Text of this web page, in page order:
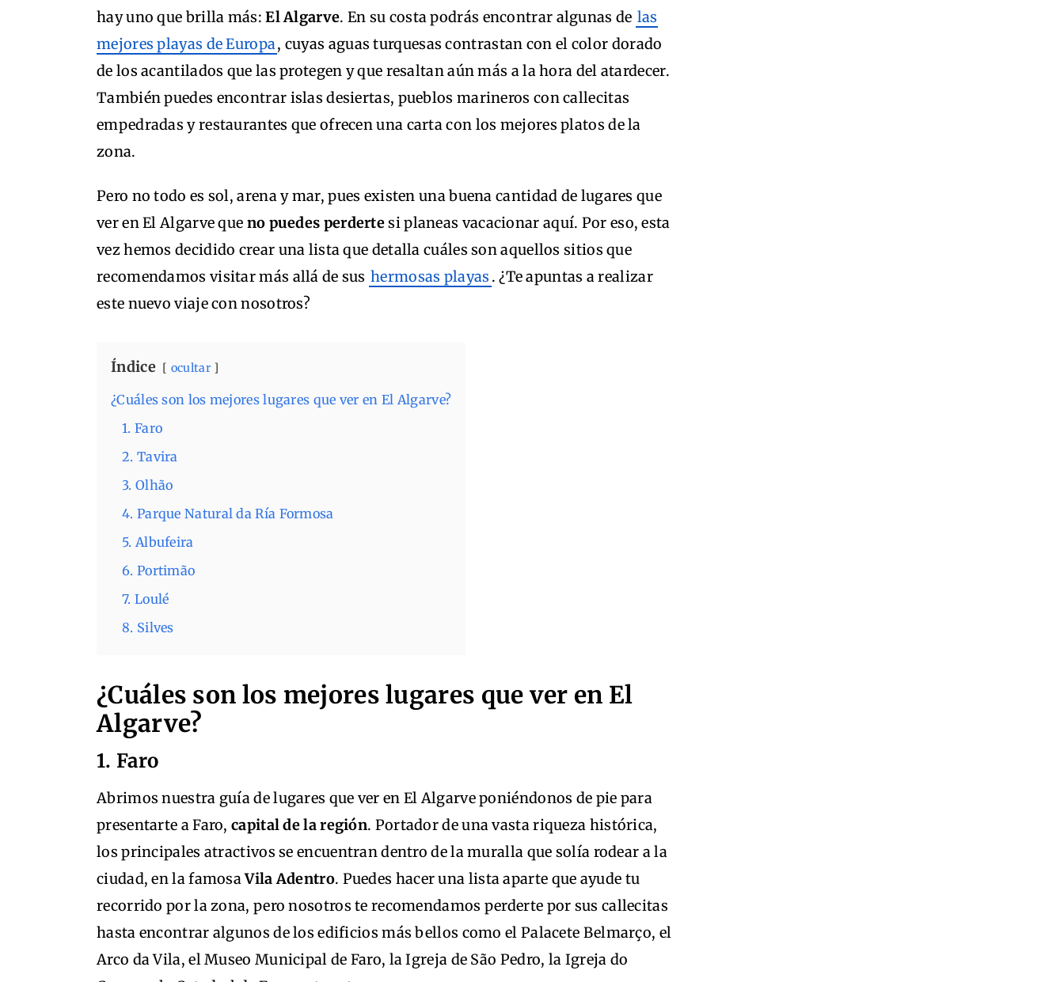
hay uno que brilla más: El Algarve. En su costa podrás encontrar algunas de las
mejores playas de Europa, cuyas aguas turquesas contrastan con el color dorado
de los acantilados que las protegen y que resaltan aún más a la hora del atardecer.
También puedes encontrar islas desiertas, pueblos marineros con callecitas
empedradas y restaurantes que ofrecen una carta con los mejores platos de la
zona.
Pero no todo es sol, arena y mar, pues existen una buena cantidad de lugares que
ver en El Algarve que no puedes perdertesi planeas vacacionar aquí. Por eso, esta
vez hemos decidido crear una lista que detalla cuáles son aquellos sitios que
recomendamos visitar más allá de sus hermosas playas . ¿Te apuntas a realizar
este nuevo viaje con nosotros?
Índice ocultar
¿Cuáles son los mejores lugares que ver en El Algarve?
1. Faro
2. Tavira
3. Olhão
4. Parque Natural da Ría Formosa
5. Albufeira
6. Portimão
7. Loulé
8. Silves
¿Cuáles son los mejores lugares que ver en El
Algarve?
1. Faro
Abrimos nuestra guía de lugares que ver en El Algarve poniéndonos de pie para
presentarte a Faro,capital de la región. Portador de una vasta riqueza histórica,
los principales atractivos se encuentran dentro de la muralla que solía rodear a la
ciudad, en la famosaVila Adentro. Puedes hacer una lista aparte que ayude tu
recorrido por la zona, pero nosotros te recomendamos perderte por sus callecitas
hasta encontrar algunos de los edificios más bellos como el Palacete Belmarço, el
Arco da Vila, el Museo Municipal de Faro, la Igreja de São Pedro, la Igreja do